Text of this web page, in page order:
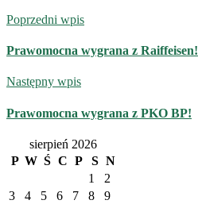
Poprzedni wpis
Prawomocna wygrana z Raiffeisen!
Następny wpis
Prawomocna wygrana z PKO BP!
sierpień 2026
P W Ś C P S N
1
2
3
4 5 6 7 8
9